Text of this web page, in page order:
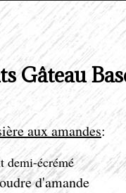
Gâteau
aux amandes:
demi-écrémé
d'amande